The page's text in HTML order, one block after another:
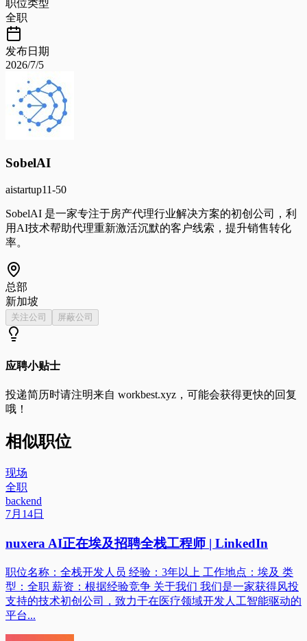
职位类型
全职
发布日期
2026/7/5
SobelAI
aistartup11-50
SobelAI 是一家专注于房产代理行业解决方案的初创公司，利
用AI技术帮助代理重新激活沉默的客户线索，提升销售转化
率。
总部
新加坡
关注公司 屏蔽公司
应聘小贴士
投递简历时请注明来自 workbest.xyz ，可能会获得更快的回复
哦！
相似职位
现场
全职
backend
7月14日
nuxera AI正在埃及招聘全栈工程师 | LinkedIn
职位名称：全栈开发人员 经验：3年以上 工作地点：埃及 类
型：全职 薪资：根据经验竞争 关于我们 我们是一家获得风投
支持的技术初创公司，致力于在医疗领域开发人工智能驱动的
平台...